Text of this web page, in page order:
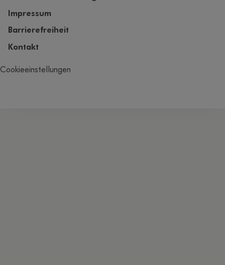
Impressum
Barrierefreiheit
Kontakt
Cookieeinstellungen